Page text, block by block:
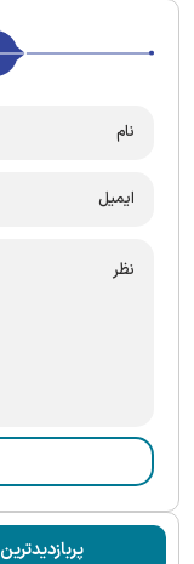
پربازدیدترین